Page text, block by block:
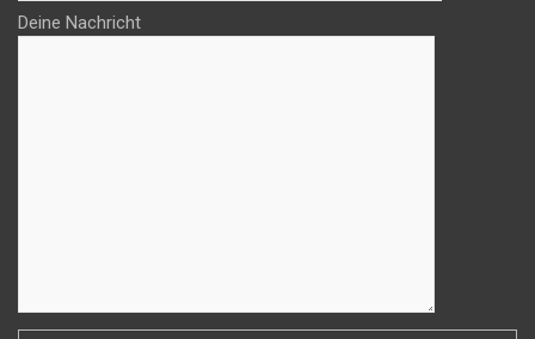
Deine Nachricht